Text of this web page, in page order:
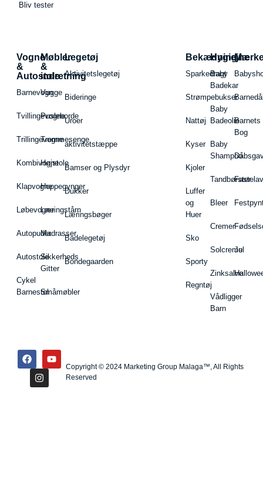
Bliv tester
Vogne
&
Autostole
Barnevogn
Tvillingevogne
Trillingevogne
Kombivogne
Klapvogne
Løbevogne
Autopuder
Autostole
Cykel
Barnestol
Møbler
&
indretning
Vugge
Pusleborde
Tremmesenge
Højstole
Hoppegynger
Læringstårn
Madrasser
Sikkerheds
Gitter
Småmøbler
Legetøj
Aktivitetslegetøj
Bideringe
Uroer
aktivitetstæppe
Bamser og Plysdyr
Dukker
Læringsbøger
Badelegetøj
Bondegaarden
Bekædning
Sparkedragt
Strømpebukser
Nattøj
Kyser
Kjoler
Luffer
og
Huer
Sko
Sporty
Regntøj
Hygiejne
Baby
Badekar
Baby
Badeolie
Baby
Shampoo
Tandbørster
Bleer
Cremer
Solcreme
Zinksalve
Vådligger
Barn
Barnets
Bog
Jul
Copyright © 2024 Marketing Group Malaga™, All Rights
Reserved